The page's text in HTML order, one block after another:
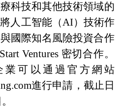
科技和其他技術領域的
人工智能（AI）技術作
國際知名風險投資合作
Ventures 密切合作。
業可以通過官方網站
進行申請，截止日